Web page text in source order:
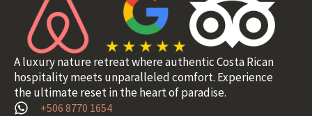
A luxury nature retreat where authentic Costa Rican
hospitality meets unparalleled comfort. Experience
the ultimate reset in the heart of paradise.
+506 8770 1654